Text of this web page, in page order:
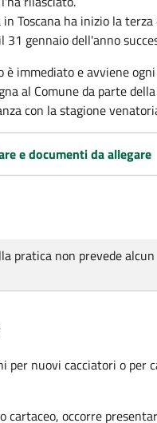
Toscana ha inizio la terza
gennaio dell'anno
è immediato e avviene
al Comune da parte
con la stagione
e documenti da allegare
pratica non prevede alcun
per nuovi cacciatori o per
cartaceo, occorre